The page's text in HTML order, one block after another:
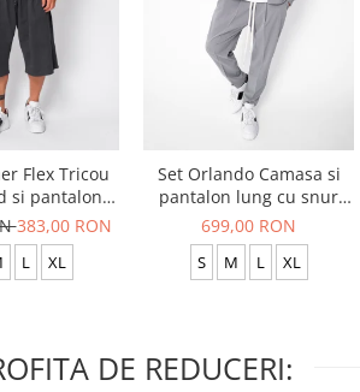
Flex Tricou
si pantalon
Grey
383,00 RON
L XL
Set Orlando Camasa si
pantalon lung cu snur
Premium Grey
699,00 RON
S M L XL
DE REDUCERI: